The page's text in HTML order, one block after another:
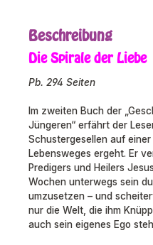
Beschreibung
Die Spirale der Liebe
Pb. 294 Seiten
Im zweiten Buch der
Jüngeren“ erfährt der
Schustergesellen auf
Lebensweges ergeht. Er
Predigers und Heilers
Wochen unterwegs sein
umzusetzen – und
nur die Welt, die ihm
auch sein eigenes Ego